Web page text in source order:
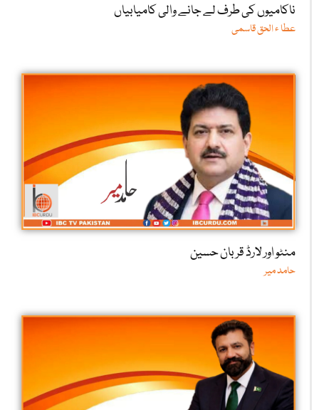
ناکامیوں کی طرف لے جانے والی کامیابیاں
عطا ء الحق قاسمی
منٹو اور لارڈ قربان حسین
حامد میر